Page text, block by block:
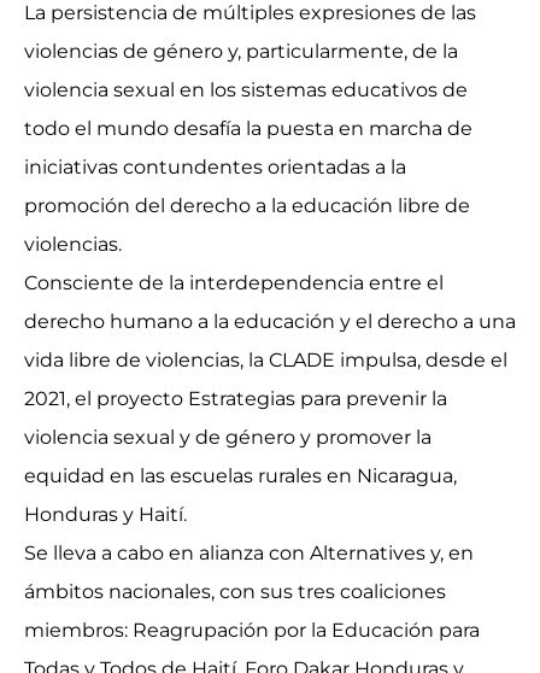
La persistencia de múltiples expresiones de las
violencias de género y, particularmente, de la
violencia sexual en los sistemas educativos de
todo el mundo desafía la puesta en marcha de
iniciativas contundentes orientadas a la
promoción del derecho a la educación libre de
violencias.
Consciente de la interdependencia entre el
derecho humano a la educación y el derecho a una
vida libre de violencias, la CLADE impulsa, desde el
2021, el proyecto Estrategias para prevenir la
violencia sexual y de género y promover la
equidad en las escuelas rurales en Nicaragua,
Honduras y Haití.
Se lleva a cabo en alianza con Alternatives y, en
ámbitos nacionales, con sus tres coaliciones
miembros: Reagrupación por la Educación para